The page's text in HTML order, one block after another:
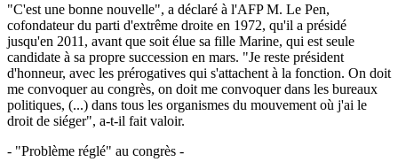
"C'est une bonne nouvelle", a déclaré à l'AFP M. Le Pen,
cofondateur du parti d'extrême droite en 1972, qu'il a présidé
jusqu'en 2011, avant que soit élue sa fille Marine, qui est seule
candidate à sa propre succession en mars. "Je reste président
d'honneur, avec les prérogatives qui s'attachent à la fonction. On doit
me convoquer au congrès, on doit me convoquer dans les bureaux
politiques, (...) dans tous les organismes du mouvement où j'ai le
droit de siéger", a-t-il fait valoir.
- "Problème réglé" au congrès -